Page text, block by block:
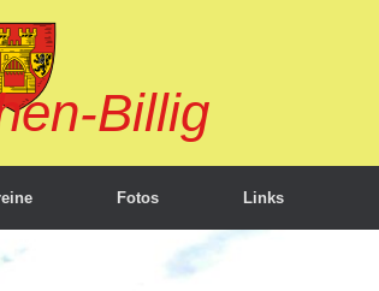
Billig
Fotos Links